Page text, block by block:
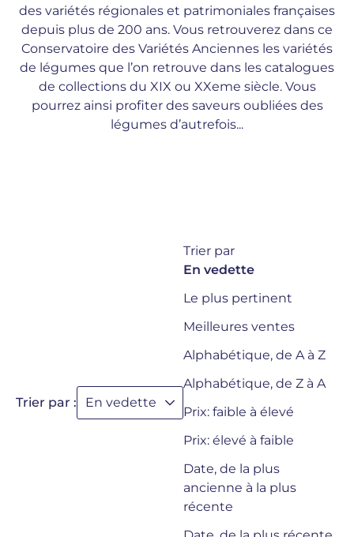
des variétés régionales et patrimoniales françaises
depuis plus de 200 ans. Vous retrouverez dans ce
Conservatoire des Variétés Anciennes les variétés
de légumes que l’on retrouve dans les catalogues
de collections du XIX ou XXeme siècle. Vous
pourrez ainsi profiter des saveurs oubliées des
légumes d’autrefois...
Trier par : En vedette
Trier par
En vedette
Le plus pertinent
Meilleures ventes
Alphabétique, de A à Z
Alphabétique, de Z à A
Prix: faible à élevé
Prix: élevé à faible
Date, de la plus
ancienne à la plus
récente